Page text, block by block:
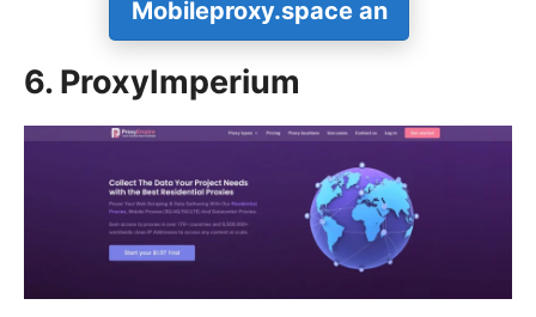
Mobileproxy.space an
6. ProxyImperium